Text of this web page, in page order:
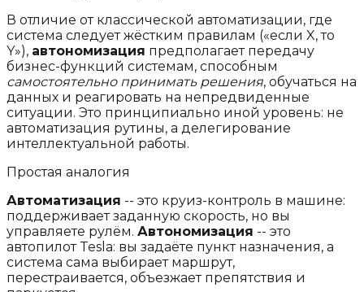
В отличие от классической автоматизации, где
система следует жёстким правилам («если X, то
Y»), автономизация предполагает передачу
бизнес-функций системам, способным
самостоятельно принимать решения, обучаться на
данных и реагировать на непредвиденные
ситуации. Это принципиально иной уровень: не
автоматизация рутины, а делегирование
интеллектуальной работы.
Простая аналогия
Автоматизация -- это круиз-контроль в машине:
поддерживает заданную скорость, но вы
управляете рулём. Автономизация -- это
автопилот Tesla: вы задаёте пункт назначения, а
система сама выбирает маршрут,
перестраивается, объезжает препятствия и